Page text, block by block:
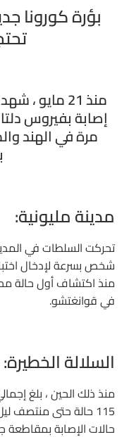
بؤرة كورونا
إصابة بفيروس
مرة في الهند
مدينة مليونية:
شخص بسرعة لإدخال
في قوانغتشو.
السلالة الخطيرة:
منذ ذلك الحين ، بلغ
115 حالة حتى منتصف
حالات الإصابة بمقاطعة